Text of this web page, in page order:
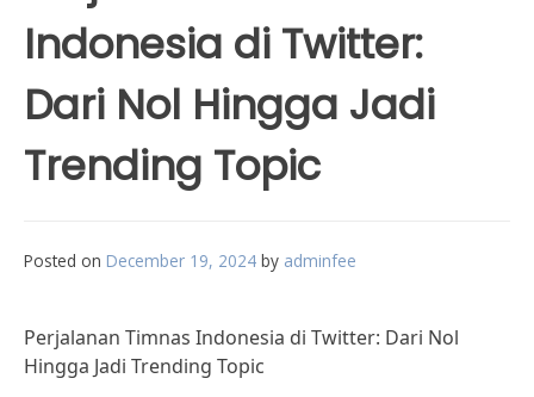
Indonesia di Twitter:
Dari Nol Hingga Jadi
Trending Topic
Posted on December 19, 2024 by adminfee
Perjalanan Timnas Indonesia di Twitter: Dari Nol
Hingga Jadi Trending Topic